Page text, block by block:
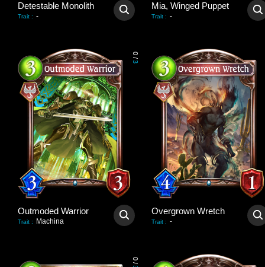
Detestable Monolith
Trait : -
Mia, Winged Puppet
Trait : -
0
/
3
Outmoded Warrior
Trait : Machina
Overgrown Wretch
Trait : -
0
/